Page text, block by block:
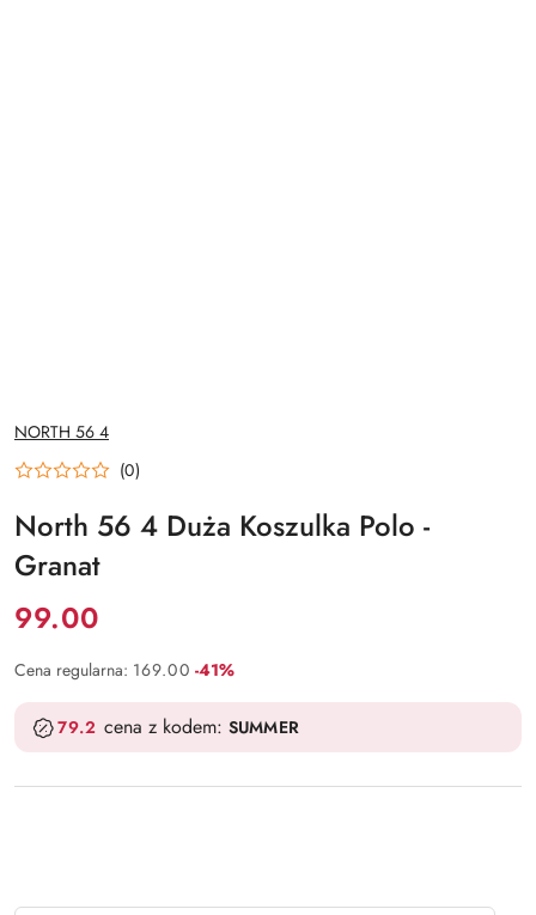
NAZWA
PRODUCENTA:
NORTH 56 4
(0)
North 56 4 Duża Koszulka Polo -
Granat
Cena:
99.00
Cena regularna: 169.00 Rabat:
-41%
79.2 cena z kodem: SUMMER